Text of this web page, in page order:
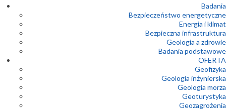
Badania
Bezpieczeństwo energetyczne
Energia i klimat
Bezpieczna infrastruktura
Geologia a zdrowie
Badania podstawowe
OFERTA
Geofizyka
Geologia inżynierska
Geologia morza
Geoturystyka
Geozagrożenia